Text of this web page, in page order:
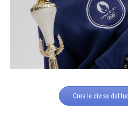
Crea le divise del